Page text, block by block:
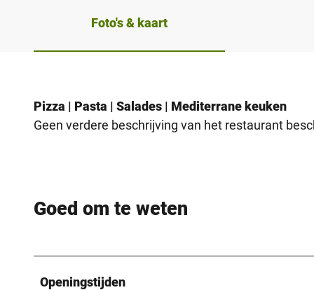
Foto's & kaart
Pizza | Pasta | Salades | Mediterrane keuken
Geen verdere beschrijving van het restaurant
Goed om te weten
Openingstijden